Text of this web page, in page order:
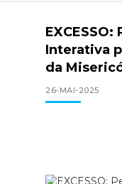
Interativa
da
26-MAI-2025